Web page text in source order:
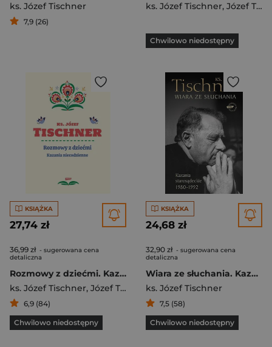
ks. Józef Tischner
7,9 (26)
ks. Józef Tischner, Józef Tischner
Chwilowo niedostępny
KSIĄŻKA
27,74 zł
36,99 zł - sugerowana cena
detaliczna
Rozmowy z dziećmi. Kazania niecodzienne
ks. Józef Tischner, Józef Tischner
6,9 (84)
Chwilowo niedostępny
KSIĄŻKA
24,68 zł
32,90 zł - sugerowana cena
detaliczna
Wiara ze słuchania. Kazania starosądeckie 1980-1992
ks. Józef Tischner
7,5 (58)
Chwilowo niedostępny